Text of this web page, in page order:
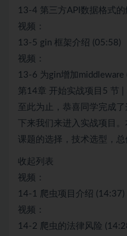
13-4 第三方API数据格式
视频：
13-5 gin 框架介绍 (05:58)
视频：
13-6 为gin增加middleware
第14章 开始实战项目5 节 |
至此为止，恭喜同学完成
下来我们来进入实战项目
课题的选择，技术选型，总
收起列表
视频：
14-1 爬虫项目介绍 (14:37)
视频：
14-2 爬虫的法律风险